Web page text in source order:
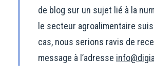
de blog sur un sujet lié à la
le secteur agroalimentaire
cas, nous serions ravis de
message à l’adresse